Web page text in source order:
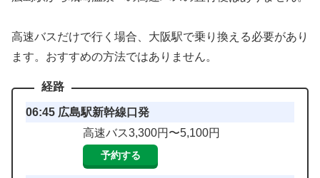
高速バスだけで行く場合、大阪駅で乗り換える必要があり
ます。おすすめの方法ではありません。
06:45 広島駅新幹線口発
高速バス3,300円〜5,100円
予約する